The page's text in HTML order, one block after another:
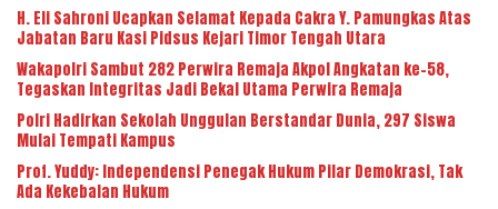
H. Eli Sahroni Ucapkan Selamat Kepada Cakra Y. Pamungkas Atas
Jabatan Baru Kasi Pidsus Kejari Timor Tengah Utara
Wakapolri Sambut 282 Perwira Remaja Akpol Angkatan ke-58,
Tegaskan Integritas Jadi Bekal Utama Perwira Remaja
Polri Hadirkan Sekolah Unggulan Berstandar Dunia, 297 Siswa
Mulai Tempati Kampus
Prof. Yuddy: Independensi Penegak Hukum Pilar Demokrasi, Tak
Ada Kekebalan Hukum